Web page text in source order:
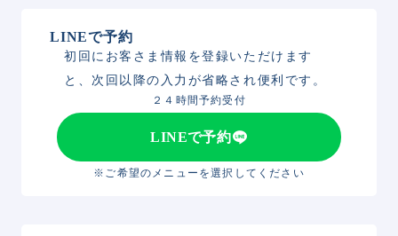
LINEで予約
初回にお客さま情報を登録いただけます
と、次回以降の入力が省略され便利です。
２４時間予約受付
LINEで予約
※ご希望のメニューを選択してください